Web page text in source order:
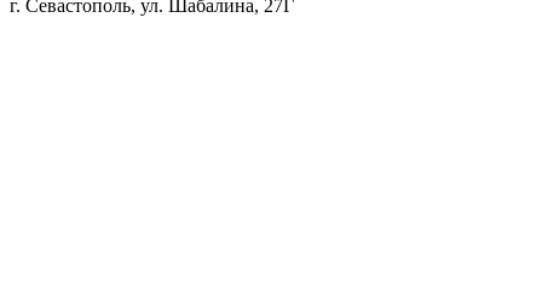
г. Севастополь, ул. Шабалина, 27Г